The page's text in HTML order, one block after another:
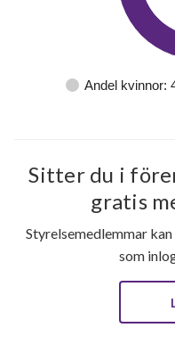
Andel kvinnor:
Sitter du i
gratis
Styrelsemedlemmar
som